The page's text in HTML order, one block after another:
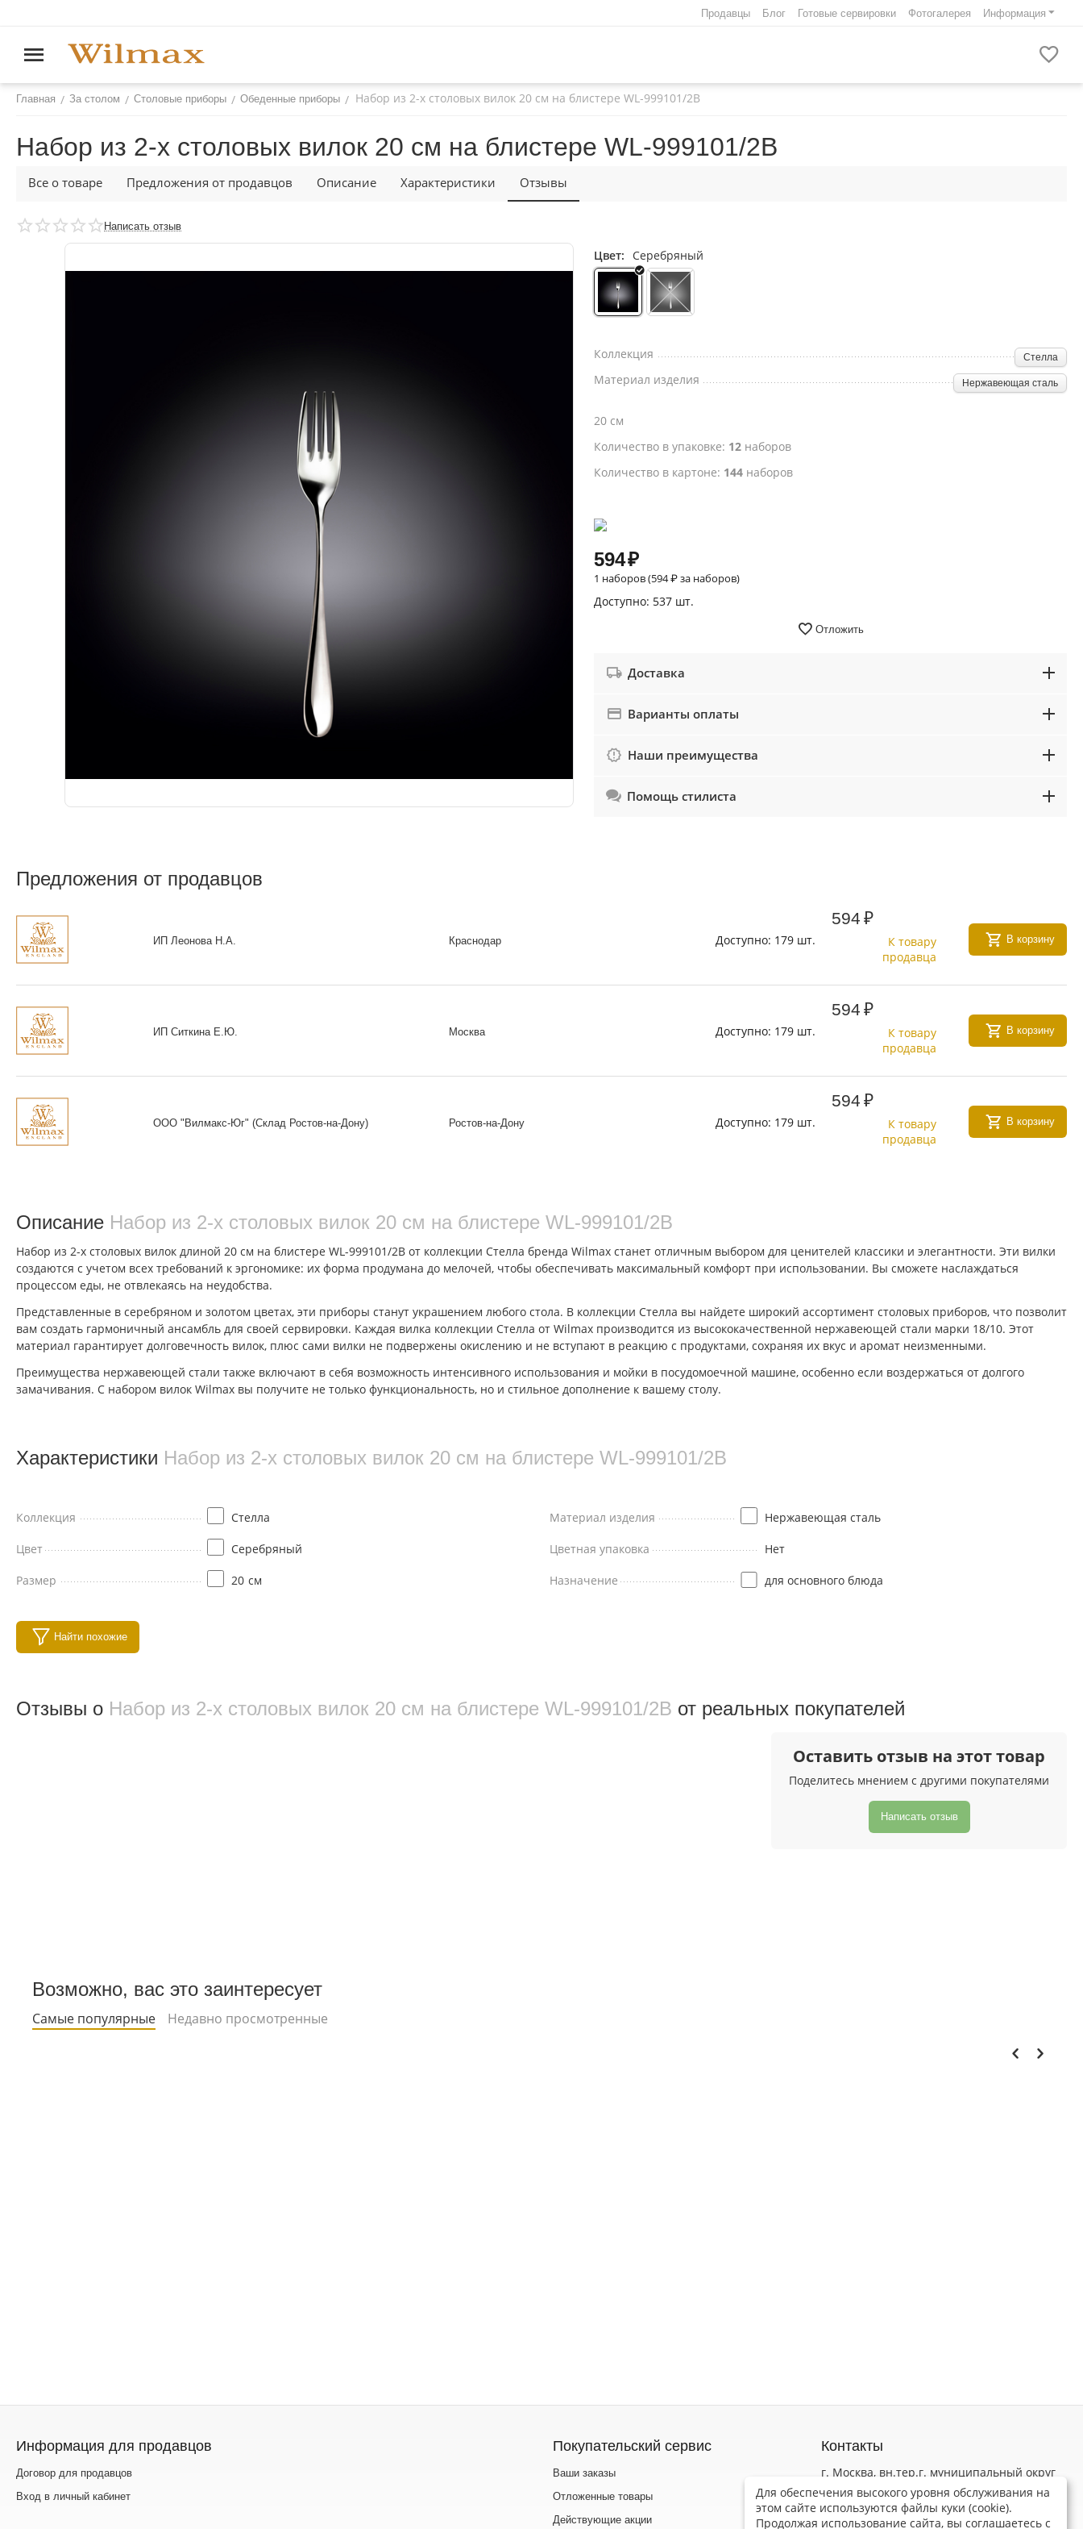
Продавцы Блог Готовые сервировки Фотогалерея Информация
Главная / За столом / Столовые приборы / Обеденные приборы / Набор из 2-х столовых вилок 20 см на блистере WL‑999101/2B
Набор из 2-х столовых вилок 20 см на блистере WL‑999101/2B
Все о товаре Предложения от продавцов Описание Характеристики Отзывы
Написать отзыв
Цвет: Серебряный
Коллекция Стелла
Материал изделия Нержавеющая сталь
20 см
Количество в упаковке: 12 наборов
Количество в картоне: 144 наборов
594₽
1 наборов (594₽за наборов)
Доступно: 537 шт.
Отложить
Доставка
Варианты оплаты
Наши преимущества
Помощь стилиста
Предложения от продавцов
ИП Леонова Н.А. Краснодар Доступно: 179 шт.
594 ₽
К товару
продавца
В корзину
ИП Ситкина Е.Ю. Москва Доступно: 179 шт.
594 ₽
К товару
продавца
В корзину
ООО "Вилмакс-Юг" (Склад Ростов-на-Дону) Ростов-на-Дону Доступно: 179 шт.
594 ₽
К товару
продавца
В корзину
Описание Набор из 2-х столовых вилок 20 см на блистере WL‑999101/2B
Набор из 2-х столовых вилок длиной 20 см на блистере WL-999101/2B от коллекции Стелла бренда Wilmax станет отличным выбором для ценителей классики и элегантности. Эти вилки
создаются с учетом всех требований к эргономике: их форма продумана до мелочей, чтобы обеспечивать максимальный комфорт при использовании. Вы сможете наслаждаться
процессом еды, не отвлекаясь на неудобства.
Представленные в серебряном и золотом цветах, эти приборы станут украшением любого стола. В коллекции Стелла вы найдете широкий ассортимент столовых приборов, что позволит
вам создать гармоничный ансамбль для своей сервировки. Каждая вилка коллекции Стелла от Wilmax производится из высококачественной нержавеющей стали марки 18/10. Этот
материал гарантирует долговечность вилок, плюс сами вилки не подвержены окислению и не вступают в реакцию с продуктами, сохраняя их вкус и аромат неизменными.
Преимущества нержавеющей стали также включают в себя возможность интенсивного использования и мойки в посудомоечной машине, особенно если воздержаться от долгого
замачивания. С набором вилок Wilmax вы получите не только функциональность, но и стильное дополнение к вашему столу.
Характеристики Набор из 2-х столовых вилок 20 см на блистере WL‑999101/2B
Коллекция Стелла
Цвет Серебряный
Размер 20 см
Материал изделия Нержавеющая сталь
Цветная упаковка Нет
Назначение для основного блюда
Найти похожие
Отзывы о Набор из 2-х столовых вилок 20 см на блистере WL‑999101/2B от реальных покупателeй
Оставить отзыв на этот товар
Поделитесь мнением с другими покупателями
Написать отзыв
Возможно, вас это заинтересует
Самые популярные Недавно просмотренные
Информация для продавцов
Договор для продавцов
Вход в личный кабинет
Покупательский сервис
Ваши заказы
Отложенные товары
Действующие акции
Контакты
г. Москва, вн.тер.г. муниципальный округ
Коньково, ул Обручева, д. 52 стр. 3
Пн-Пт 9.00 - 18.00
info@wilmax.ru
Для обеспечения высокого уровня обслуживания на
этом сайте используются файлы куки (cookie).
Продолжая использование сайта, вы соглашаетесь с